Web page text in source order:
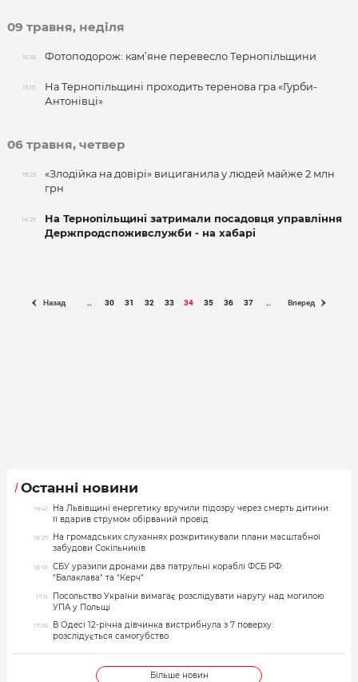
09 травня, неділя
15:56 Фотоподорож: кам’яне перевесло Тернопільщини
13:10
На Тернопільщині проходить теренова гра «Гурби-
Антонівці»
06 травня, четвер
19:23
«Злодійка на довірі» вициганила у людей майже 2 млн
грн
14:25
На Тернопільщині затримали посадовця управління
Держпродспоживслужби - на хабарі
Назад .. 30 31 32 33 34 35 36 37 .. Вперед
Останні новини
19:41
На Львівщині енергетику вручили підозру через смерть дитини:
її вдарив струмом обірваний провід
18:27
На громадських слуханнях розкритикували плани масштабної
забудови Сокільників
18:18
СБУ уразили дронами два патрульні кораблі ФСБ РФ:
"Балаклава" та "Керч"
17:11
Посольство України вимагає розслідувати наругу над могилою
УПА у Польщі
17:06
В Одесі 12-річна дівчинка вистрибнула з 7 поверху:
розслідується самогубство
Більше новин